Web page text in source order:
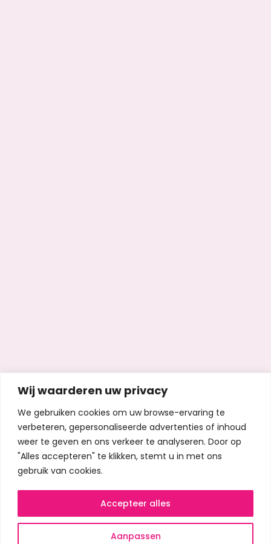
Wij waarderen uw privacy
We gebruiken cookies om uw browse-ervaring te
verbeteren, gepersonaliseerde advertenties of inhoud
weer te geven en ons verkeer te analyseren. Door op
"Alles accepteren" te klikken, stemt u in met ons
gebruik van cookies.
Aanpassen
Accepteer alles